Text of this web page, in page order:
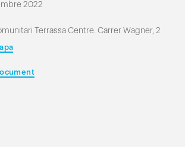
2022
Terrassa Centre. Carrer Wagner, 2